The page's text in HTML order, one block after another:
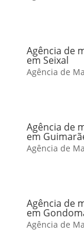
Agência de
em Seixal
Agência de
Agência de
em
Agência de
Agência de
em
Agência de